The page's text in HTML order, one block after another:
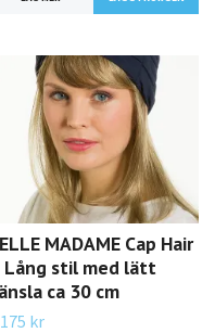
MADAME Cap Hair
Lång stil med lätt
ca 30 cm
kr